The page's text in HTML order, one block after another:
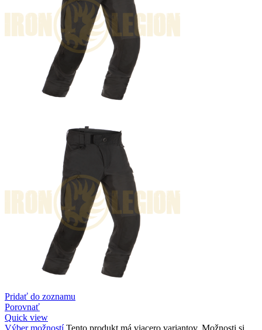
Pridať do zoznamu
Porovnať
Quick view
Výber možností Tento produkt má viacero variantov. Možnosti si